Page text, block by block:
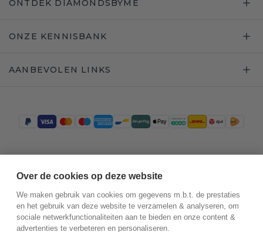
ONTDEK DIAMONDSBYME
ONZE KENNISBANK
AANBEVOLEN LINKS
Over de cookies op deze website
We maken gebruik van cookies om gegevens m.b.t. de prestaties
en het gebruik van deze website te verzamelen & analyseren, om
sociale netwerkfunctionaliteiten aan te bieden en onze content &
advertenties te verbeteren en personaliseren.